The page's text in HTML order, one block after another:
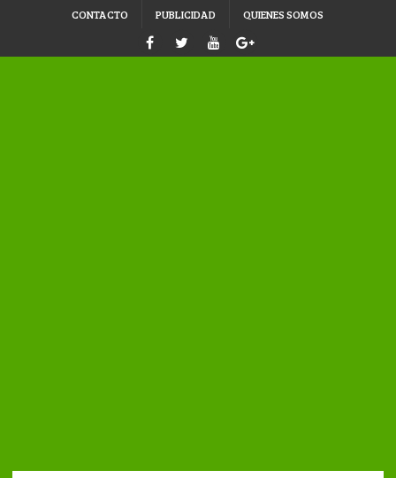
CONTACTO PUBLICIDAD QUIENES SOMOS